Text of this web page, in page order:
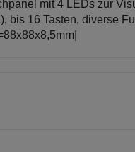
mit 4 LEDs zur
bis 16 Tasten, diverse